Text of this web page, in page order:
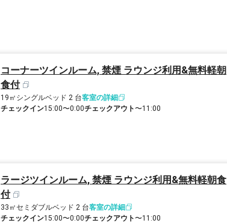
コーナーツインルーム, 禁煙 ラウンジ利用&無料軽朝
食付
19㎡ シングルベッド 2 台客室の詳細
チェックイン15:00〜0:00チェックアウト〜11:00
ラージツインルーム, 禁煙 ラウンジ利用&無料軽朝食
付
33㎡セミダブルベッド 2 台客室の詳細
チェックイン15:00〜0:00チェックアウト〜11:00